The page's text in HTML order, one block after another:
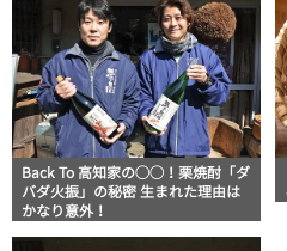
Back To 高知家の◯◯！栗焼酎「ダ
バダ火振」の秘密 生まれた理由は
かなり意外！